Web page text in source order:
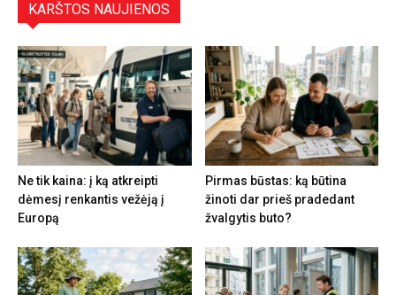
KARŠTOS NAUJIENOS
Ne tik kaina: į ką atkreipti
dėmesį renkantis vežėją į
Europą
Pirmas būstas: ką būtina
žinoti dar prieš pradedant
žvalgytis buto?